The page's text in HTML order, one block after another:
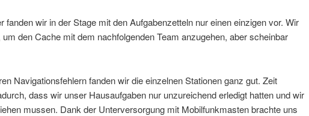
fanden wir in der Stage mit den Aufgabenzetteln nur einen einzigen vor. Wir
den Cache mit dem nachfolgenden Team anzugehen, aber scheinbar
Navigationsfehlern fanden wir die einzelnen Stationen ganz gut. Zeit
dass wir unser Hausaufgaben nur unzureichend erledigt hatten und wir
mussen. Dank der Unterversorgung mit Mobilfunkmasten brachte uns